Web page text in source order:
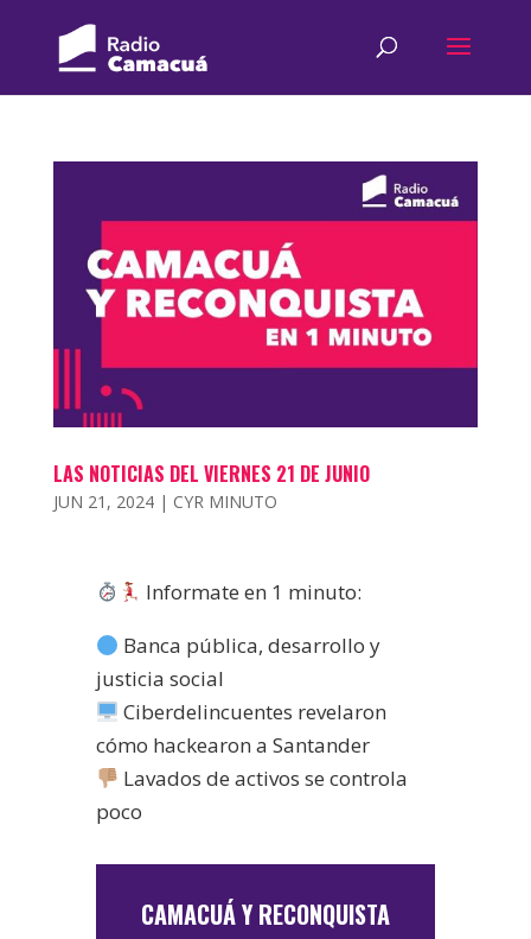
LAS NOTICIAS DEL VIERNES 21 DE JUNIO
JUN 21, 2024| CYR MINUTO
Informate en 1 minuto:
Banca pública, desarrollo y
justicia social
Ciberdelincuentes revelaron
cómo hackearon a Santander
Lavados de activos se controla
poco
CAMACUÁ Y RECONQUISTA